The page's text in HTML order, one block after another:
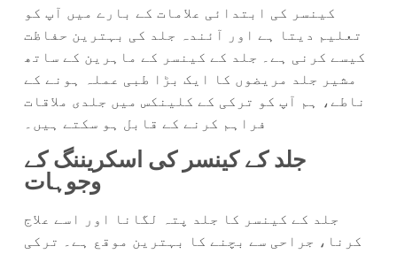
کینسر کی ابتدائی علامات کے بارے میں آپ کو
تعلیم دیتا ہے اور آئندہ جلد کی بہترین حفاظت
کیسے کرنی ہے۔ جلد کے کینسر کے ماہرین کے ساتھ
مشیر جلد مریضوں کا ایک بڑا طبی عملہ ہونے کے
ناطے، ہم آپ کو ترکی کے کلینکس میں جلدی ملاقات
فراہم کرنے کے قابل ہو سکتے ہیں۔
جلد کے کینسر کی اسکریننگ کے
وجوہات
جلد کے کینسر کا جلد پتہ لگانا اور اسے علاج
کرنا، جراحی سے بچنے کا بہترین موقع ہے۔ ترکی